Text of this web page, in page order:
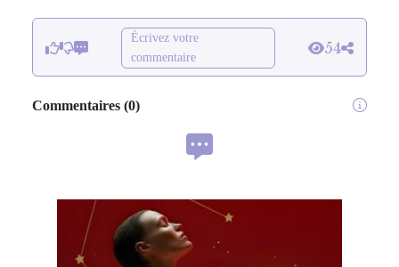
Écrivez votre
commentaire
54
Commentaires (0)